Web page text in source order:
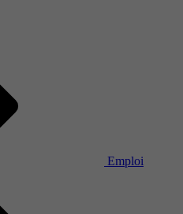
Emploi